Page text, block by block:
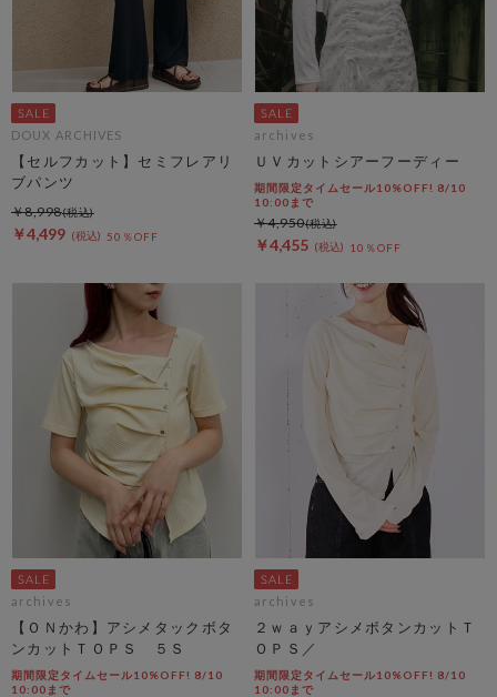
DOUX ARCHIVES
【セルフカット】セミフレアリ
ブパンツ
￥4,499 50％OFF
￥8,998
archives
ＵＶカットシアーフーディー
期間限定タイムセール10%OFF! 8/10
10:00まで
￥4,455 10％OFF
￥4,950
archives
【ＯＮかわ】アシメタックボタ
ンカットＴＯＰＳ ５Ｓ
期間限定タイムセール10%OFF! 8/10
10:00まで
archives
２ｗａｙアシメボタンカットＴ
ＯＰＳ／
期間限定タイムセール10%OFF! 8/10
10:00まで